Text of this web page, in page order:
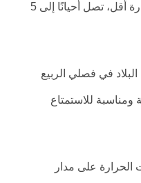
طقس إسطنبول، تشهد درجات حرارة أقل، تصل أحيانًا إلى 5
في فصلي الربيع
ومناسبة للاستمتاع
الحرارة على مدار